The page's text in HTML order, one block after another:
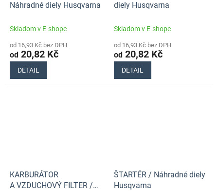
Náhradné diely Husqvarna
Skladom v E-shope
od 16,93 Kč bez DPH
od 20,82 Kč
DETAIL
diely Husqvarna
Skladom v E-shope
od 16,93 Kč bez DPH
od 20,82 Kč
DETAIL
KARBURÁTOR
A VZDUCHOVÝ FILTER /
ŠTARTÉR / Náhradné diely
Husqvarna